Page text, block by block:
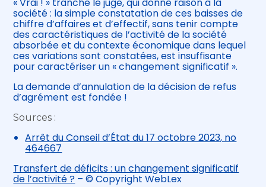
« Vrai ! » tranche le juge, qui donne raison à la
société : la simple constatation de ces baisses de
chiffre d’affaires et d’effectif, sans tenir compte
des caractéristiques de l’activité de la société
absorbée et du contexte économique dans lequel
ces variations sont constatées, est insuffisante
pour caractériser un « changement significatif ».
La demande d’annulation de la décision de refus
d’agrément est fondée !
Sources :
Arrêt du Conseil d’État du 17 octobre 2023, no
464667
Transfert de déficits : un changement significatif
de l’activité ? – © Copyright WebLex